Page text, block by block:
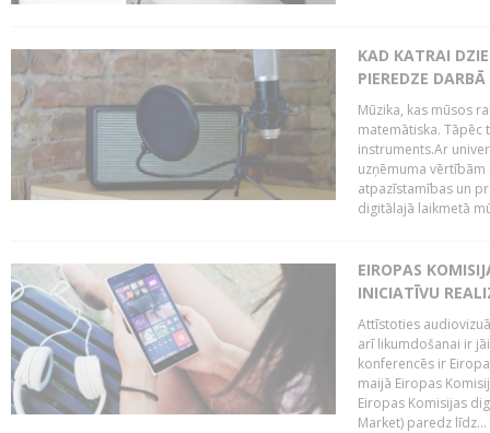
KAD KATRAI
PIEREDZE
Mūzika, kas mūsos
matemātiska. Tāpēc
instruments.Ar
uzņēmuma
atpazīstamības un
digitālajā laikmetā
EIROPAS
INICIATĪVU
Attīstoties
arī likumdošanai ir
konferencēs ir
maijā Eiropas
Eiropas Komisijas
Market) paredz līdz...